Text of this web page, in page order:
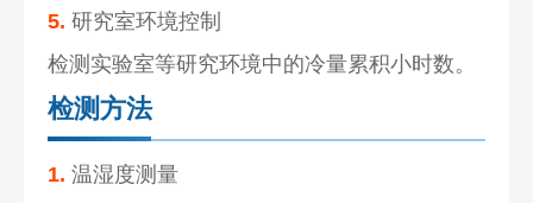
5. 研究室环境控制
检测实验室等研究环境中的冷量累积小时数。
检测方法
1. 温湿度测量